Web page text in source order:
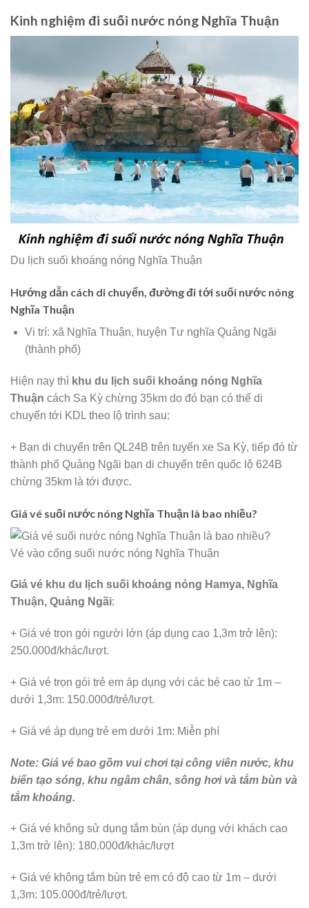
Kinh nghiệm đi suối nước nóng Nghĩa Thuận
Du lịch suối khoáng nóng Nghĩa Thuận
Hướng dẫn cách di chuyển, đường đi tới suối nước nóng
Nghĩa Thuận
Vi trí: xã Nghĩa Thuận, huyện Tư nghĩa Quảng Ngãi
(thành phố)
Hiện nay thì khu du lịch suối khoáng nóng Nghĩa
Thuận cách Sa Kỳ chừng 35km do đó bạn có thể di
chuyển tới KDL theo lộ trình sau:
+ Bạn di chuyển trên QL24B trên tuyến xe Sa Kỳ, tiếp đó từ
thành phố Quảng Ngãi bạn di chuyển trên quốc lộ 624B
chừng 35km là tới được.
Giá vé suối nước nóng Nghĩa Thuận là bao nhiều?
Vé vào cổng suối nước nóng Nghĩa Thuận
Giá vé khu du lịch suối khoáng nóng Hamya, Nghĩa
Thuận, Quảng Ngãi:
+ Giá vé trọn gói người lớn (áp dụng cao 1,3m trở lên):
250.000đ/khác/lượt.
+ Giá vé trọn gói trẻ em áp dụng với các bé cao từ 1m –
dưới 1,3m: 150.000đ/trẻ/lượt.
+ Giá vé áp dụng trẻ em dưới 1m: Miễn phí
Note: Giá vé bao gồm vui chơi tại công viên nước, khu
biển tạo sóng, khu ngâm chân, sông hơi và tắm bùn và
tắm khoáng.
+ Giá vé không sử dụng tắm bùn (áp dụng với khách cao
1,3m trở lên): 180.000đ/khác/lượt
+ Giá vé không tắm bùn trẻ em có độ cao từ 1m – dưới
1,3m: 105.000đ/trẻ/lượt.